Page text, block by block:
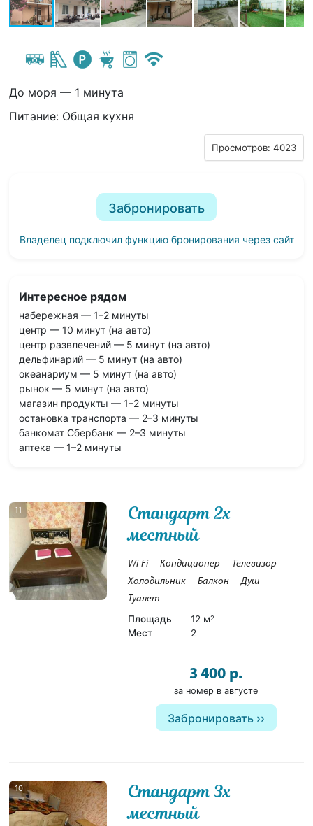
До моря — 1 минута
Питание: Общая кухня
Просмотров: 4023
Забронировать
Владелец подключил функцию бронирования через сайт
Интересное рядом
набережная — 1–2 минуты
центр — 10 минут (на авто)
центр развлечений — 5 минут (на авто)
дельфинарий — 5 минут (на авто)
океанариум — 5 минут (на авто)
рынок — 5 минут (на авто)
магазин продукты — 1–2 минуты
остановка транспорта — 2–3 минуты
банкомат Сбербанк — 2–3 минуты
аптека — 1–2 минуты
11
Стандарт 2х
местный
Wi-Fi Кондиционер
Телевизор
Холодильник
Балкон
Душ
Туалет
Площадь 12 м2
Мест 2
3 400 р.
за номер в августе
Забронировать
10
Стандарт 3х
местный